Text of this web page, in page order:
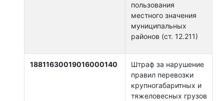
пользования
местного значения
муниципальных
районов (ст. 12.211)
18811630019016000140
Штраф за нарушение
правил перевозки
крупногабаритных и
тяжеловесных грузов